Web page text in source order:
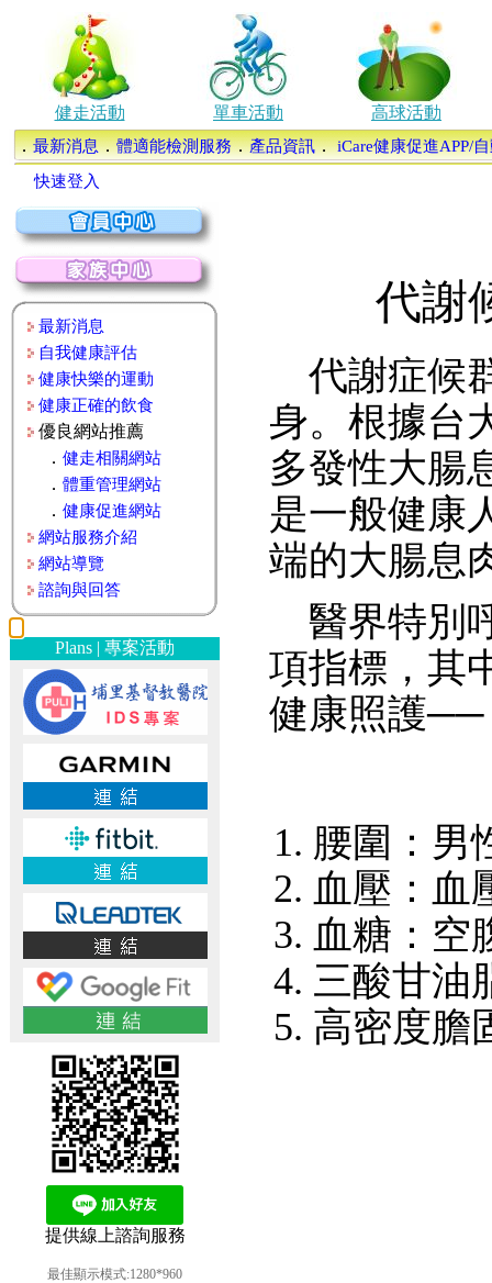
健走活動 單車活動
高球活動
．最新消息．體適能檢測服務．產品資訊．iCare健康促進APP/
快速登入
最新消息
自我健康評估
健康快樂的運動
健康正確的飲食
優良網站推薦
． 健走相關網站
． 體重管理網站
． 健康促進網站
網站服務介紹
網站導覽
諮詢與回答
Plans | 專案活動
提供線上諮詢服務
最佳顯示模式:1280*960
代謝
代謝症候
身。根據台
多發性大腸
是一般健康
端的大腸息
醫界特別
項指標，其
健康照護──
腰圍：男
血壓：血
血糖：空
三酸甘油
高密度膽